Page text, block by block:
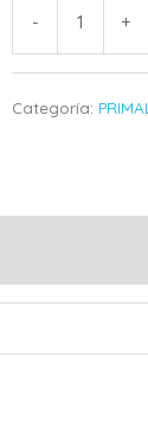
- +
Categoría: